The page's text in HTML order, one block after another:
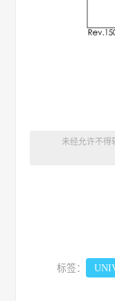
未经允许不得
标签：